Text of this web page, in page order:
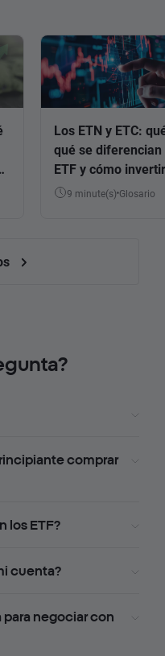
Los ETN y ETC:
qué se diferencian
ETF y cómo
9 minute(s) Glosario
comprar
los ETF?
cuenta?
para negociar con